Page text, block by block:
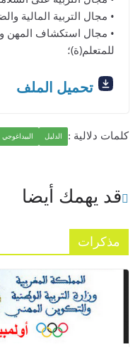
• مجال التربية المالية
• مجال استكشاف المهن
للمتعلم(ة)؛
تحميل الملف
كلمات دلالية : الدليل البيداغوجي
قد يهمك أيضا
مذكرات